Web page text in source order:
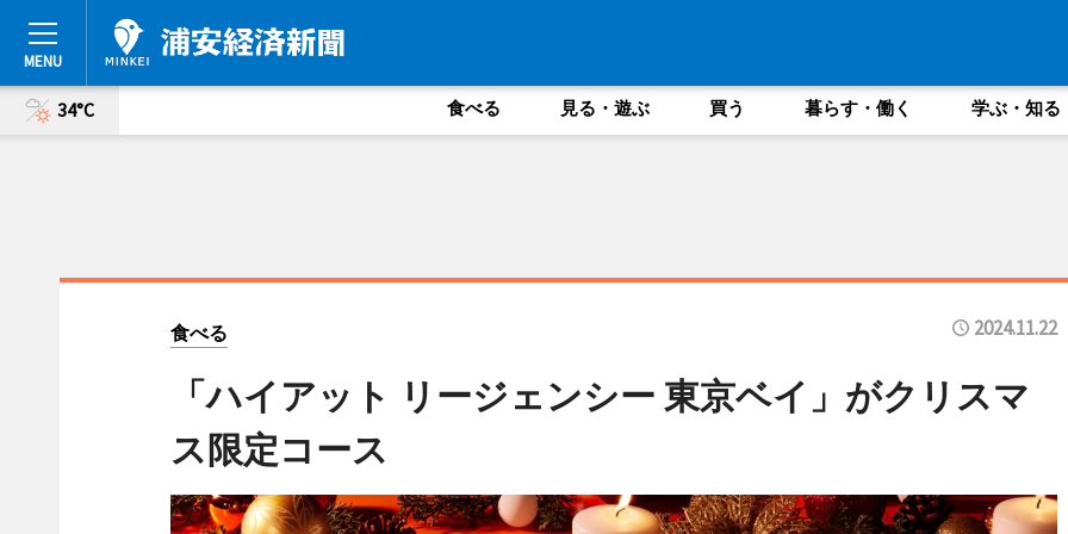
34°C 食べる 見る・遊ぶ 買う 暮らす・働く 学ぶ・知る
食べる 2024.11.22
「ハイアット リージェンシー 東京ベイ」がクリスマ
ス限定コース